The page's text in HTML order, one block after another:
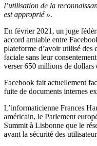
l’utilisation de la
est approprié ».
En février 2021, un juge
accord amiable entre
plateforme d’avoir utilisé des
faciale sans leur
verser 650 millions de dollars
Facebook fait actuellement
fuite de documents internes
L’informaticienne Frances
américain, le Parlement
Summit à Lisbonne que le
avant la sécurité des